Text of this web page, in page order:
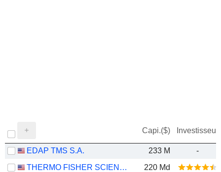
Capi.($) Investisseur
EDAP TMS S.A. 233 M
-
THERMO FISHER SCIENTIFIC, INC.
220 Md